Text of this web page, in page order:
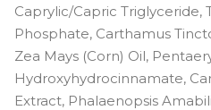
Caprylic/Capric Triglyceride,
Phosphate, Carthamus
Zea Mays (Corn) Oil,
Hydroxyhydrocinnamate,
Extract, Phalaenopsis